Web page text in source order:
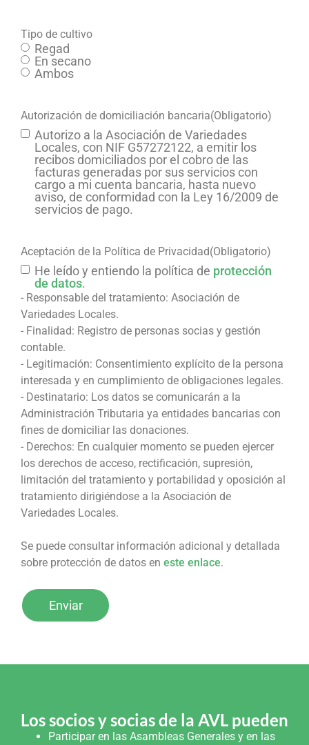
Tipo de cultivo
Regad
En secano
Ambos
Autorización de domiciliación bancaria(Obligatorio)
Autorizo a la Asociación de Variedades
Locales, con NIF G57272122, a emitir los
recibos domiciliados por el cobro de las
facturas generadas por sus servicios con
cargo a mi cuenta bancaria, hasta nuevo
aviso, de conformidad con la Ley 16/2009 de
servicios de pago.
Aceptación de la Política de Privacidad(Obligatorio)
He leído y entiendo la política de protección
de datos.
- Responsable del tratamiento: Asociación de
Variedades Locales.
- Finalidad: Registro de personas socias y gestión
contable.
- Legitimación: Consentimiento explícito de la persona
interesada y en cumplimiento de obligaciones legales.
- Destinatario: Los datos se comunicarán a la
Administración Tributaria ya entidades bancarias con
fines de domiciliar las donaciones.
- Derechos: En cualquier momento se pueden ejercer
los derechos de acceso, rectificación, supresión,
limitación del tratamiento y portabilidad y oposición al
tratamiento dirigiéndose a la Asociación de
Variedades Locales.
Se puede consultar información adicional y detallada
sobre protección de datos en este enlace.
Los socios y socias de la AVL pueden
Participar en las Asambleas Generales y en las